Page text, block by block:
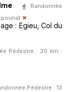
Randonnée
: Egieu, Col du
Pédestre · 20 km ·
Pédestre · 13